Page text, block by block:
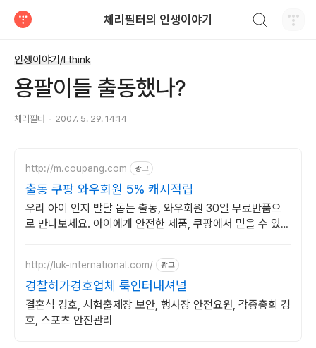
체리필터의 인생이야기
인생이야기/I think
용팔이들 출동했나?
체리필터 2007. 5. 29. 14:14
http://m.coupang.com 광고
출동 쿠팡 와우회원 5% 캐시적립
우리 아이 인지 발달 돕는 출동, 와우회원 30일 무료반품으
로 만나보세요. 아이에게 안전한 제품, 쿠팡에서 믿을 수 있는
http://luk-international.com/ 광고
경찰허가경호업체 룩인터내셔널
결혼식 경호, 시험출제장 보안, 행사장 안전요원, 각종총회 경
호, 스포츠 안전관리